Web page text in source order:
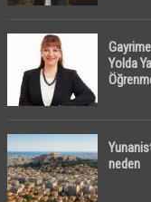
Yolda
neden